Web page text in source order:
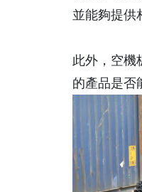
並能夠提供
此外，空機
的產品是否